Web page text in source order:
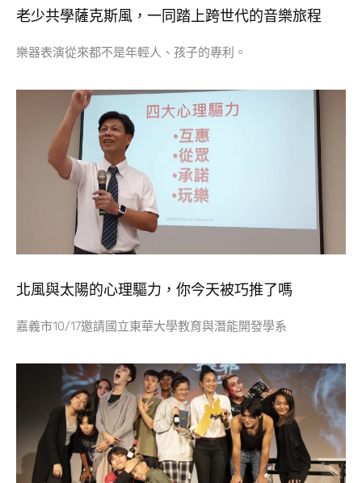
老少共學薩克斯風，一同踏上跨世代的音樂旅程
樂器表演從來都不是年輕人、孩子的專利。
北風與太陽的心理驅力，你今天被巧推了嗎
嘉義市10/17邀請國立東華大學教育與潛能開發學系